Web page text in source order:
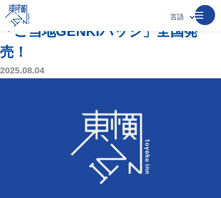
言語
お知らせ
「ご当地GENKIバッジ」全国発
売！
2025.08.04